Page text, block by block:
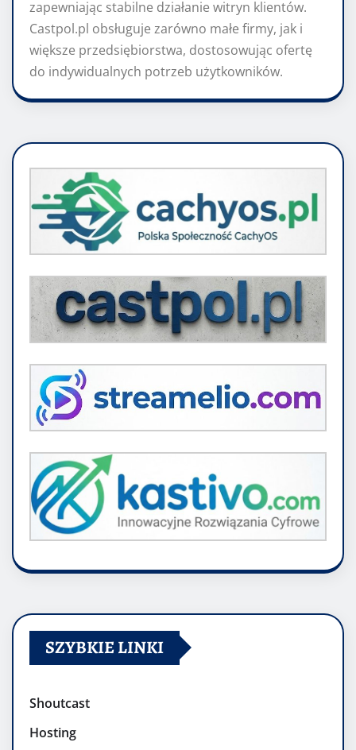
zapewniając stabilne działanie witryn klientów.
Castpol.pl obsługuje zarówno małe firmy, jak i
większe przedsiębiorstwa, dostosowując ofertę
do indywidualnych potrzeb użytkowników.
SZYBKIE LINKI
Shoutcast
Hosting